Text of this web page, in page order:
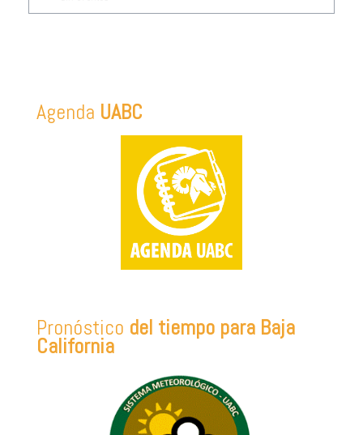
Agenda UABC
Pronóstico del tiempo para Baja
California